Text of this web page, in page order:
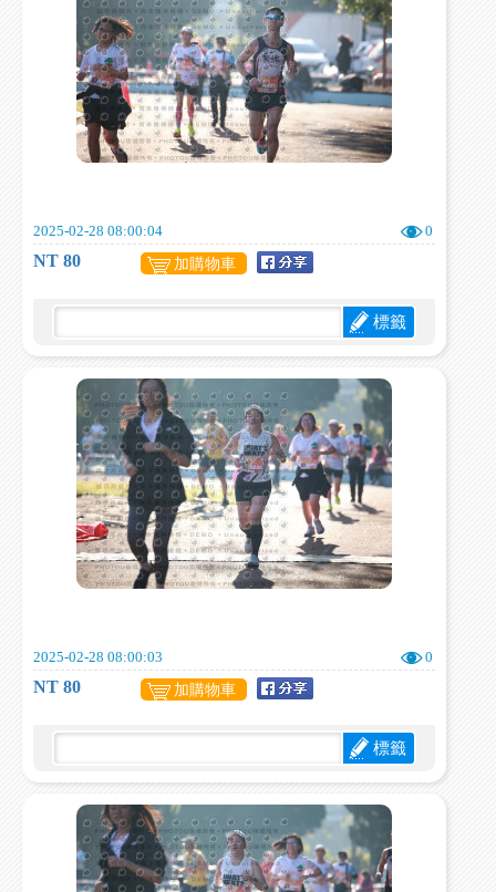
2025-02-28 08:00:04 0
NT 80 加購物車
標籤
2025-02-28 08:00:03 0
NT 80 加購物車
標籤